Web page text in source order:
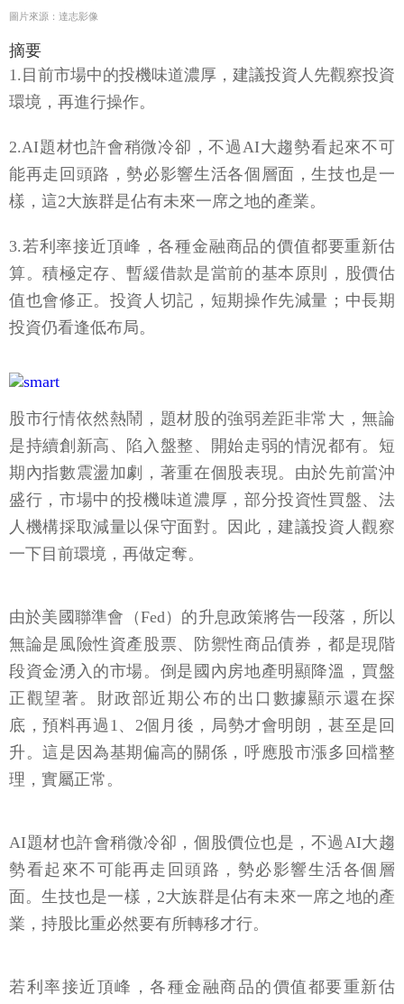
圖片來源：達志影像
摘要
1.目前市場中的投機味道濃厚，建議投資人先觀察投資
環境，再進行操作。
2.AI題材也許會稍微冷卻，不過AI大趨勢看起來不可
能再走回頭路，勢必影響生活各個層面，生技也是一
樣，這2大族群是佔有未來一席之地的產業。
3.若利率接近頂峰，各種金融商品的價值都要重新估
算。積極定存、暫緩借款是當前的基本原則，股價估
值也會修正。投資人切記，短期操作先減量；中長期
投資仍看逢低布局。
股市行情依然熱鬧，題材股的強弱差距非常大，無論
是持續創新高、陷入盤整、開始走弱的情況都有。短
期內指數震盪加劇，著重在個股表現。由於先前當沖
盛行，市場中的投機味道濃厚，部分投資性買盤、法
人機構採取減量以保守面對。因此，建議投資人觀察
一下目前環境，再做定奪。
由於美國聯準會（Fed）的升息政策將告一段落，所以
無論是風險性資產股票、防禦性商品債券，都是現階
段資金湧入的市場。倒是國內房地產明顯降溫，買盤
正觀望著。財政部近期公布的出口數據顯示還在探
底，預料再過1、2個月後，局勢才會明朗，甚至是回
升。這是因為基期偏高的關係，呼應股市漲多回檔整
理，實屬正常。
AI題材也許會稍微冷卻，個股價位也是，不過AI大趨
勢看起來不可能再走回頭路，勢必影響生活各個層
面。生技也是一樣，2大族群是佔有未來一席之地的產
業，持股比重必然要有所轉移才行。
若利率接近頂峰，各種金融商品的價值都要重新估